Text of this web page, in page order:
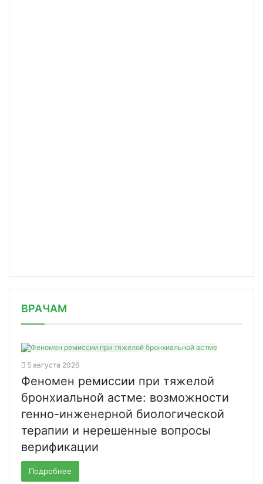
ВРАЧАМ
5 августа 2026
Феномен ремиссии при тяжелой
бронхиальной астме: возможности
генно-инженерной биологической
терапии и нерешенные вопросы
верификации
Подробнее